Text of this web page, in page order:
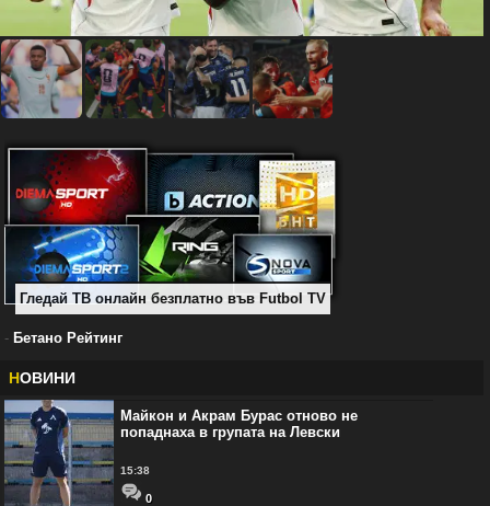
Гледай ТВ онлайн безплатно във Futbol TV
- Бетано Рейтинг
НОВИНИ
Майкон и Акрам Бурас отново не
попаднаха в групата на Левски
15:38
0